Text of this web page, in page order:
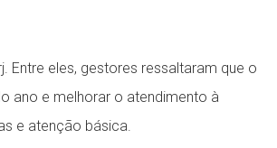
Entre eles, gestores ressaltaram que o
ano e melhorar o atendimento à
e atenção básica.